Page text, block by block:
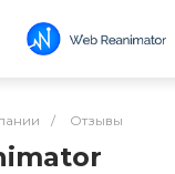
/ Отзывы